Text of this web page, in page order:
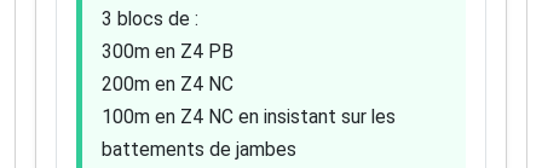
recevez chaque mois :
✅ Des conseils d'entraînement exclusifs
✅ Des astuces de pros pour progresser plus vite
✅ Les dernières tendances matos & nutrition
3 blocs de :
300m en Z4 PB
200m en Z4 NC
100m en Z4 NC en insistant sur les
battements de jambes